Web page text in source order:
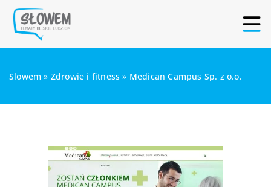
Slowem » Zdrowie i fitness » Medican Campus Sp. z o.o.